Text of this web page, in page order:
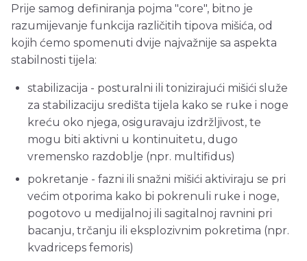
Prije samog definiranja pojma "core", bitno je
razumijevanje funkcija različitih tipova mišića, od
kojih ćemo spomenuti dvije najvažnije sa aspekta
stabilnosti tijela:
stabilizacija - posturalni ili tonizirajući mišići služe
za stabilizaciju središta tijela kako se ruke i noge
kreću oko njega, osiguravaju izdržljivost, te
mogu biti aktivni u kontinuitetu, dugo
vremensko razdoblje (npr. multifidus)
pokretanje - fazni ili snažni mišići aktiviraju se pri
većim otporima kako bi pokrenuli ruke i noge,
pogotovo u medijalnoj ili sagitalnoj ravnini pri
bacanju, trčanju ili eksplozivnim pokretima (npr.
kvadriceps femoris)